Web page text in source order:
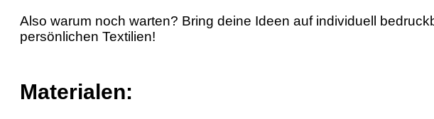
Also warum noch warten? Bring deine Ideen auf individuell
persönlichen Textilien!
Materialen: